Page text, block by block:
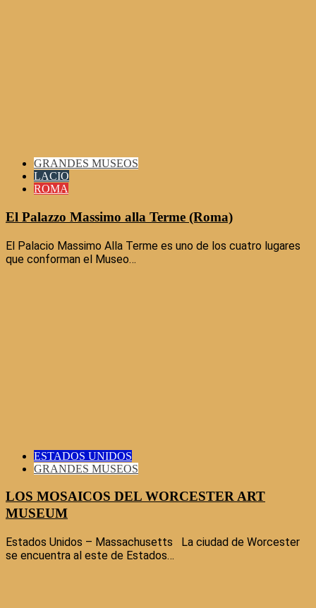
GRANDES MUSEOS
LACIO
ROMA
El Palazzo Massimo alla Terme (Roma)
El Palacio Massimo Alla Terme es uno de los cuatro lugares
que conforman el Museo…
ESTADOS UNIDOS
GRANDES MUSEOS
LOS MOSAICOS DEL WORCESTER ART
MUSEUM
Estados Unidos – Massachusetts La ciudad de Worcester
se encuentra al este de Estados…